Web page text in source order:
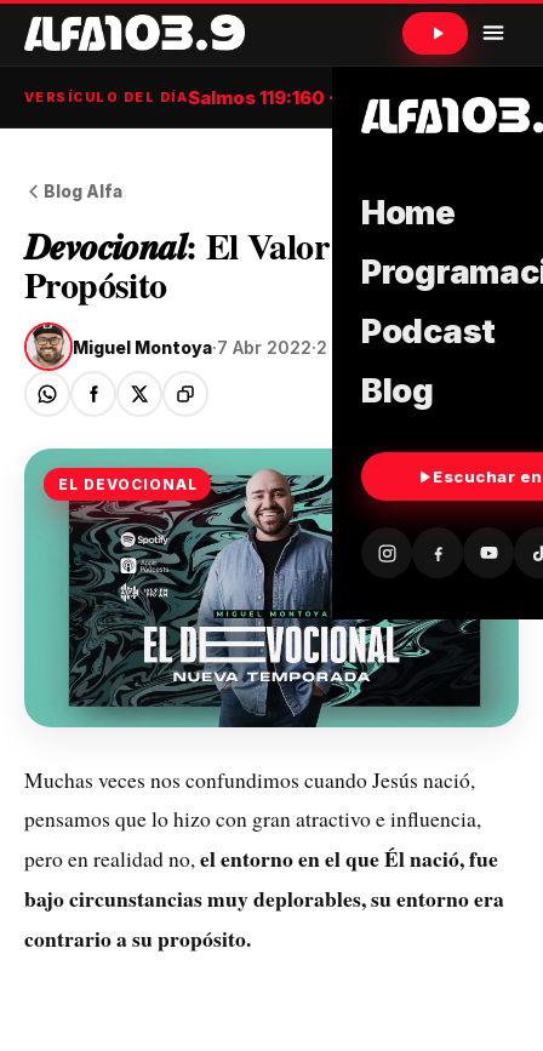
Home
Podcast
Blog
Escuchar
VERSÍCULO DEL DÍASalmos 119:160 · NTV
Blog Alfa
𝑫𝒆𝒗𝒐𝒄𝒊𝒐𝒏𝒂𝒍: El Valor del
Propósito
Miguel Montoya·7 Abr 2022·2 min de lectura
EL DEVOCIONAL
Muchas veces nos confundimos cuando Jesús nació,
pensamos que lo hizo con gran atractivo e influencia,
pero en realidad no, el entorno en el que Él nació, fue
bajo circunstancias muy deplorables, su entorno era
contrario a su propósito.